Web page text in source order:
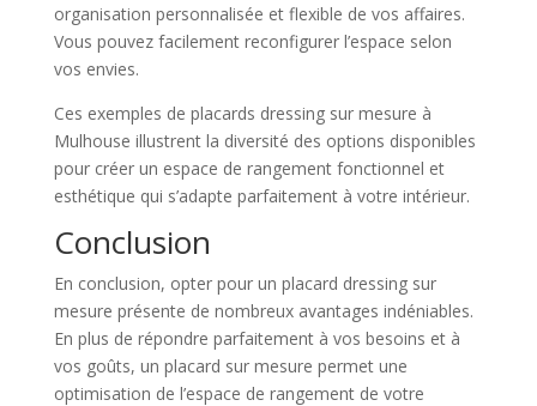
organisation personnalisée et flexible de vos affaires.
Vous pouvez facilement reconfigurer l’espace selon
vos envies.
Ces exemples de placards dressing sur mesure à
Mulhouse illustrent la diversité des options disponibles
pour créer un espace de rangement fonctionnel et
esthétique qui s’adapte parfaitement à votre intérieur.
Conclusion
En conclusion, opter pour un placard dressing sur
mesure présente de nombreux avantages indéniables.
En plus de répondre parfaitement à vos besoins et à
vos goûts, un placard sur mesure permet une
optimisation de l’espace de rangement de votre